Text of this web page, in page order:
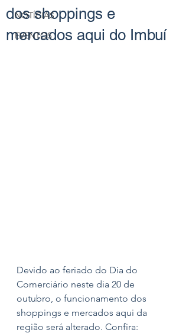
NOTÍCIAS
EVENTOS
dos shoppings e
mercados aqui do Imbuí
Devido ao feriado do Dia do
Comerciário neste dia 20 de
outubro, o funcionamento dos
shoppings e mercados aqui da
região será alterado. Confira: